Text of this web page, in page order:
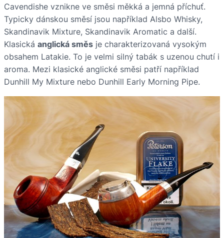
Cavendishe vznikne ve směsi měkká a jemná příchuť.
Typicky dánskou směsí jsou například Alsbo Whisky,
Skandinavik Mixture, Skandinavik Aromatic a další.
Klasická anglická směs je charakterizovaná vysokým
obsahem Latakie. To je velmi silný tabák s uzenou chutí i
aroma. Mezi klasické anglické směsi patří například
Dunhill My Mixture nebo Dunhill Early Morning Pipe.